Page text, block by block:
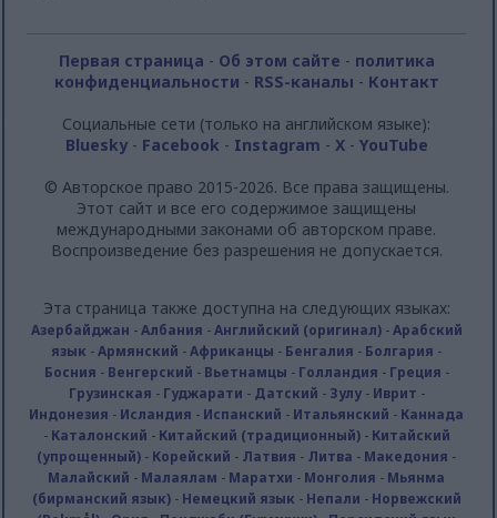
Первая страница - Об этом сайте - политика
конфиденциальности - RSS-каналы - Контакт
Социальные сети (только на английском языке):
Bluesky- Facebook - Instagram - X- YouTube
© Авторское право 2015-2026. Все права защищены.
Этот сайт и все его содержимое защищены
международными законами об авторском праве.
Воспроизведение без разрешения не допускается.
Эта страница также доступна на следующих языках:
Азербайджан -Албания -Английский (оригинал)-Арабский
язык -Армянский -Африканцы - Бенгалия - Болгария -
Босния - Венгерский - Вьетнамцы - Голландия - Греция -
Грузинская - Гуджарати - Датский - Зулу- Иврит -
Индонезия - Исландия - Испанский - Итальянский - Каннада
- Каталонский - Китайский (традиционный)- Китайский
(упрощенный) - Корейский - Латвия - Литва - Македония -
Малайский - Малаялам - Маратхи - Монголия - Мьянма
(бирманский язык)- Немецкий язык - Непали - Норвежский